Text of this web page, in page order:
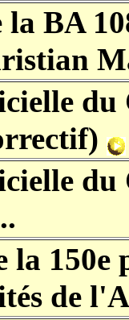
la BA
du
du
la 150e
de